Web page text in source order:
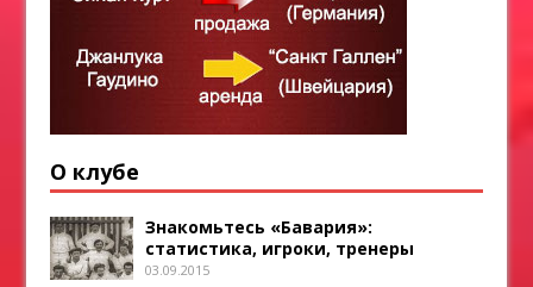
О клубе
Знакомьтесь «Бавария»:
статистика, игроки, тренеры
03.09.2015